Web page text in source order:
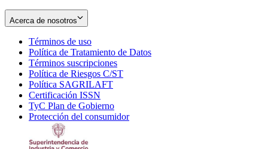
Acerca de nosotros
Términos de uso
in
new
window
Política de Tratamiento de Datos
Términos suscripciones
in
Política de Riesgos C/ST
Política SAGRILAFT
new
window
Certificación ISSN
in
new
TyC Plan de Gobierno
in
Protección del consumidorOpens